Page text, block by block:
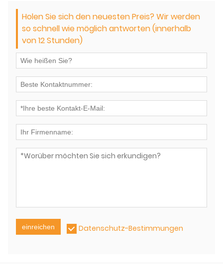
Holen Sie sich den neuesten Preis? Wir werden
so schnell wie möglich antworten (innerhalb
von 12 Stunden)
einreichen Datenschutz-Bestimmungen